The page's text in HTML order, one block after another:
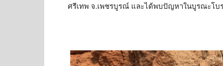
ศรีเทพ จ.เพชรบูรณ์ และได้พบปัญหาในบูรณะโบ